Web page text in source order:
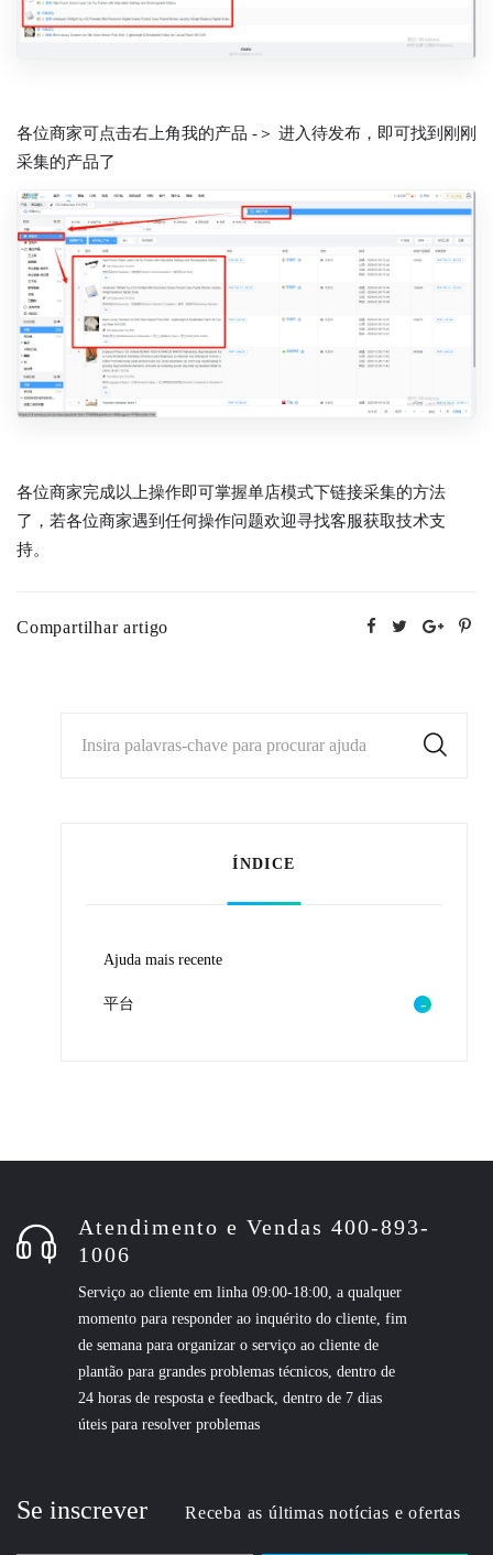
各位商家可点击右上角我的产品 -＞ 进入待发布，即可找到刚刚
采集的产品了
各位商家完成以上操作即可掌握单店模式下链接采集的方法
了，若各位商家遇到任何操作问题欢迎寻找客服获取技术支
持。
Compartilhar artigo
Insira palavras-chave para procurar ajuda
ÍNDICE
Ajuda mais recente
平台
Atendimento e Vendas 400-893-
1006
Serviço ao cliente em linha 09:00-18:00, a qualquer
momento para responder ao inquérito do cliente, fim
de semana para organizar o serviço ao cliente de
plantão para grandes problemas técnicos, dentro de
24 horas de resposta e feedback, dentro de 7 dias
úteis para resolver problemas
Se inscrever Receba as últimas notícias e ofertas